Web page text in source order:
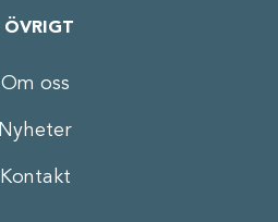
ÖVRIGT
Om oss
Nyheter
Kontakt